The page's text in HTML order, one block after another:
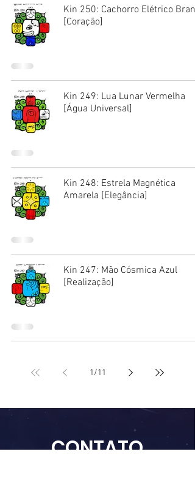
Kin 250: Cachorro Elétrico
[Coração]
Kin 249: Lua Lunar Vermelha
[Água Universal]
Kin 248: Estrela Magnética
Amarela [Elegância]
Kin 247: Mão Cósmica Azul
[Realização]
1/11
CONTATO